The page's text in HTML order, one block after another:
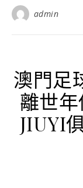
admin
澳門足
離世
JIUYI